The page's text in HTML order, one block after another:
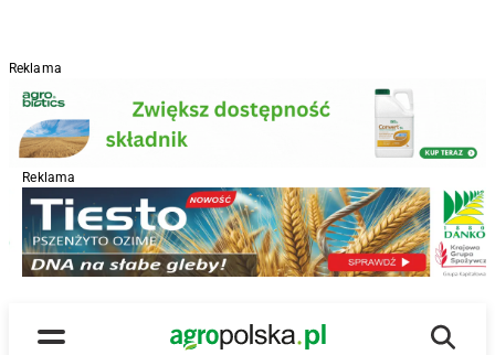
Reklama
Reklama
Menu
Main Logo